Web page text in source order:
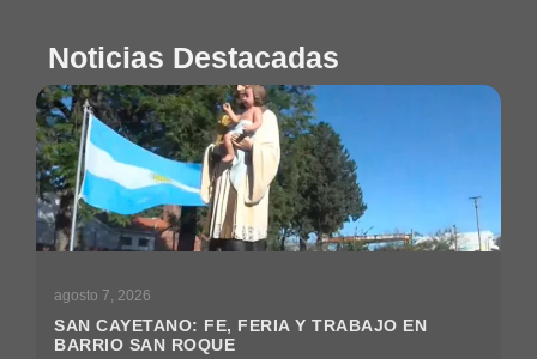
Noticias Destacadas
agosto 7, 2026
SAN CAYETANO: FE, FERIA Y TRABAJO EN
BARRIO SAN ROQUE